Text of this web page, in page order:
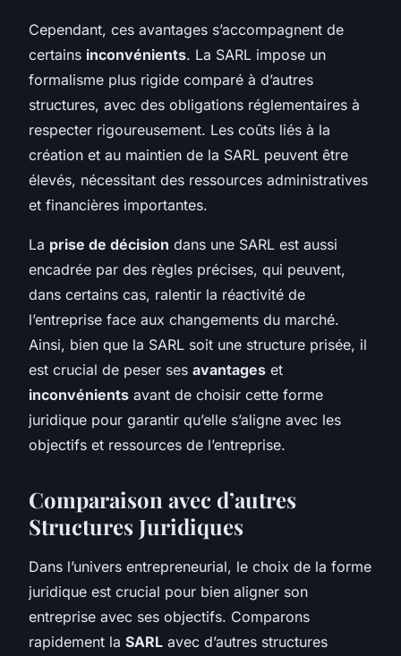
Cependant, ces avantages s’accompagnent de
certains inconvénients. La SARL impose un
formalisme plus rigide comparé à d’autres
structures, avec des obligations réglementaires à
respecter rigoureusement. Les coûts liés à la
création et au maintien de la SARL peuvent être
élevés, nécessitant des ressources administratives
et financières importantes.
La prise de décision dans une SARL est aussi
encadrée par des règles précises, qui peuvent,
dans certains cas, ralentir la réactivité de
l’entreprise face aux changements du marché.
Ainsi, bien que la SARL soit une structure prisée, il
est crucial de peser ses avantages et
inconvénients avant de choisir cette forme
juridique pour garantir qu’elle s’aligne avec les
objectifs et ressources de l’entreprise.
Comparaison avec d’autres
Structures Juridiques
Dans l’univers entrepreneurial, le choix de la forme
juridique est crucial pour bien aligner son
entreprise avec ses objectifs. Comparons
rapidement la SARL avec d’autres structures